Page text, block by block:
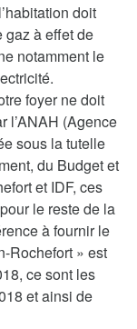
doit
gaz à effet de
notamment le
foyer ne doit
l’ANAH (Agence
sous la tutelle
du Budget et
et IDF, ces
le reste de la
à fournir le
Rochefort » est
ce sont les
et ainsi de